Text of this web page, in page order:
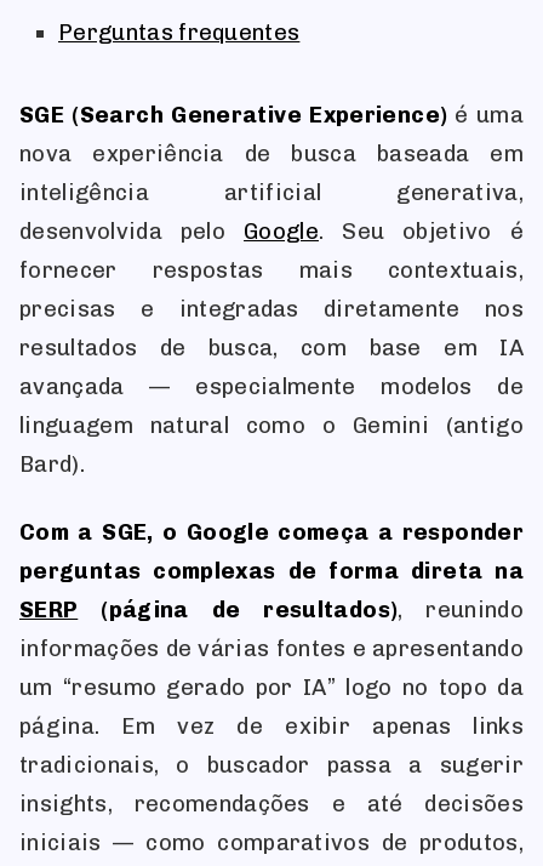
Perguntas frequentes
SGE (Search Generative Experience) é uma
nova experiência de busca baseada em
inteligência artificial generativa,
desenvolvida pelo Google. Seu objetivo é
fornecer respostas mais contextuais,
precisas e integradas diretamente nos
resultados de busca, com base em IA
avançada — especialmente modelos de
linguagem natural como o Gemini (antigo
Bard).
Com a SGE, o Google começa a responder
perguntas complexas de forma direta na
SERP (página de resultados), reunindo
informações de várias fontes e apresentando
um “resumo gerado por IA” logo no topo da
página. Em vez de exibir apenas links
tradicionais, o buscador passa a sugerir
insights, recomendações e até decisões
iniciais — como comparativos de produtos,